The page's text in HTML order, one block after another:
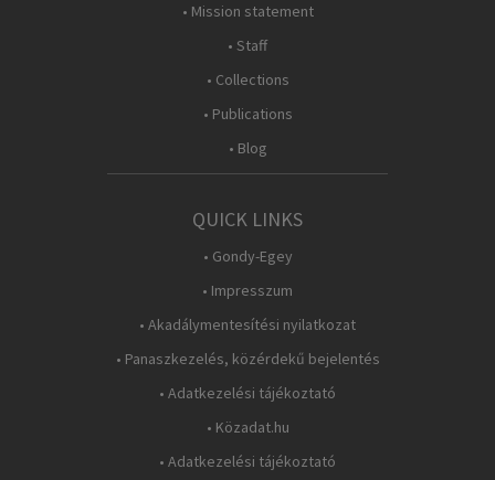
• Mission statement
• Staff
• Collections
• Publications
• Blog
QUICK LINKS
• Gondy-Egey
• Impresszum
• Akadálymentesítési nyilatkozat
• Panaszkezelés, közérdekű bejelentés
• Adatkezelési tájékoztató
• Közadat.hu
• Adatkezelési tájékoztató